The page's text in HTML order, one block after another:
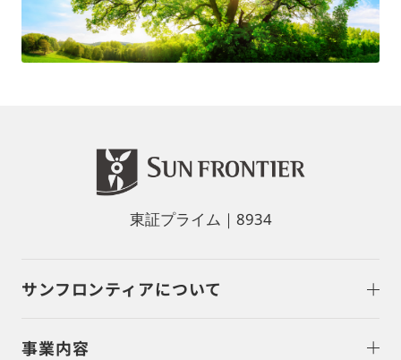
東証プライム｜8934
サンフロンティアについて
事業内容